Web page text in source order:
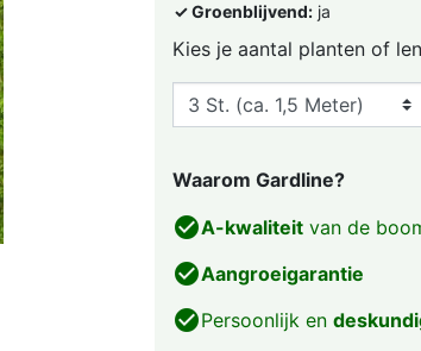
✓ Groenblijvend:ja
Kies je aantal planten of
Waarom Gardline?
check_circleA-kwaliteitvan de
check_circleAangroeigarantie
check_circlePersoonlijk en